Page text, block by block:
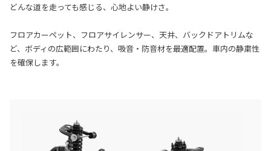
どんな道を走っても感じる、心地よい静けさ。
フロアカーペット、フロアサイレンサー、天井、バックドアトリムな
ど、ボディの広範囲にわたり、吸音・防音材を最適配置。車内の静粛性
を確保します。